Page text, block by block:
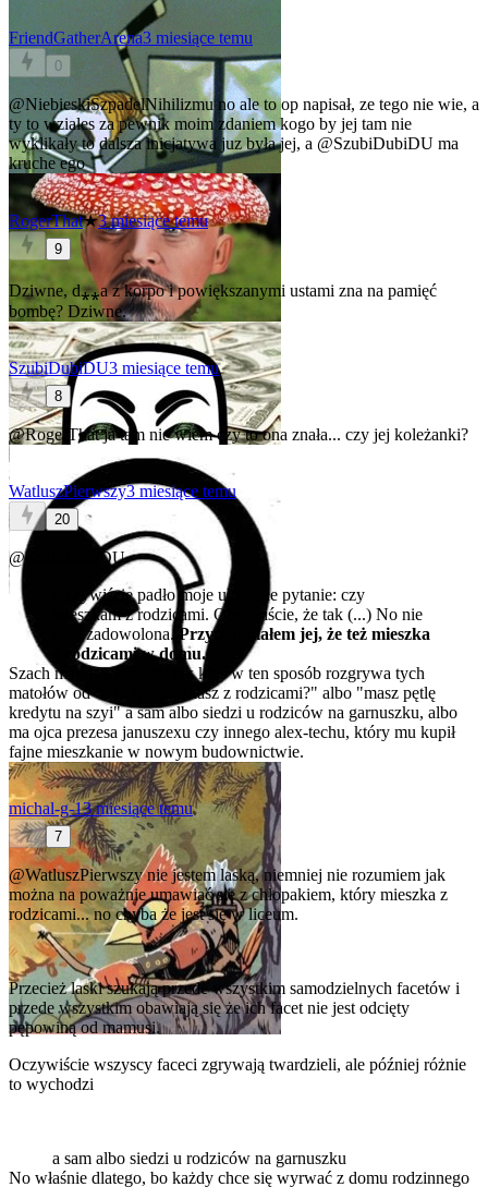
FriendGatherArena3 miesiące temu
0
@NiebieskiSzpadelNihilizmuno ale to op napisał, ze tego nie wie, a
ty to wziales za pewnikmoim zdaniem kogo by jej tam nie
wyklikały to dalsza inicjatywa juz była jej, a @SzubiDubiDU ma
kruche ego
RogerThat★3 miesiące temu
9
Dziwne, d⁎⁎a z korpo i powiększanymi ustami zna na pamięć
bombę? Dziwne.
SzubiDubiDU3 miesiące temu
8
@RogerThatja tam nie wiem czy to ona znała... czy jej koleżanki?
WatluszPierwszy3 miesiące temu
20
@SzubiDubiDU
Oczywiście padło moje ulubione pytanie: czy
mieszkam z rodzicami. Oczywiście, że tak (...) No nie
była zadowolona. Przypomniałem jej, że też mieszka
z rodzicami w domu.
Szach mat. Uwielbiam, jak ktoś w ten sposób rozgrywa tych
matołów od "a to ty mieszkasz z rodzicami?" albo "masz pętlę
kredytu na szyi" a sam albo siedzi u rodziców na garnuszku, albo
ma ojca prezesa januszexu czy innego alex-techu, który mu kupił
fajne mieszkanie w nowym budownictwie.
michal-g-13 miesiące temu
7
@WatluszPierwszynie jestem laską, niemniej nie rozumiem jak
można na poważnie umawiać się z chłopakiem, który mieszka z
rodzicami... no chyba że jest się w liceum.
Przecież laski szukają przede wszystkim samodzielnych facetów i
przede wszystkim obawiają się że ich facet nie jest odcięty
pępowiną od mamusi.
Oczywiście wszyscy faceci zgrywają twardzieli, ale później różnie
to wychodzi
a sam albo siedzi u rodziców na garnuszku
No właśnie dlatego, bo każdy chce się wyrwać z domu rodzinnego